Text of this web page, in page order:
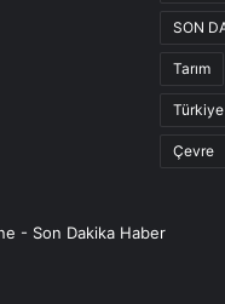
SON
Tarım
Türkiye
Çevre
- Son Dakika Haber